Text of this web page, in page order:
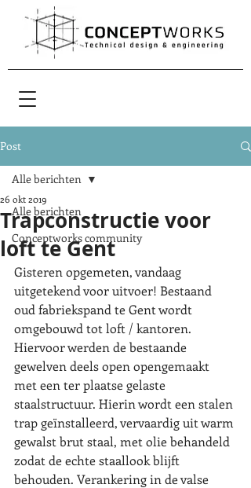
Post
Alle berichten
Conceptworks community
Alle berichten
Trapconstructie voor
loft te Gent
26 okt 2019
Gisteren opgemeten, vandaag
uitgetekend voor uitvoer! Bestaand
oud fabriekspand te Gent wordt
omgebouwd tot loft / kantoren.
Hiervoor werden de bestaande
gewelven deels open opengemaakt
met een ter plaatse gelaste
staalstructuur. Hierin wordt een stalen
trap geïnstalleerd, vervaardig uit warm
gewalst brut staal, met olie behandeld
zodat de echte staallook blijft
behouden. Verankering in de valse